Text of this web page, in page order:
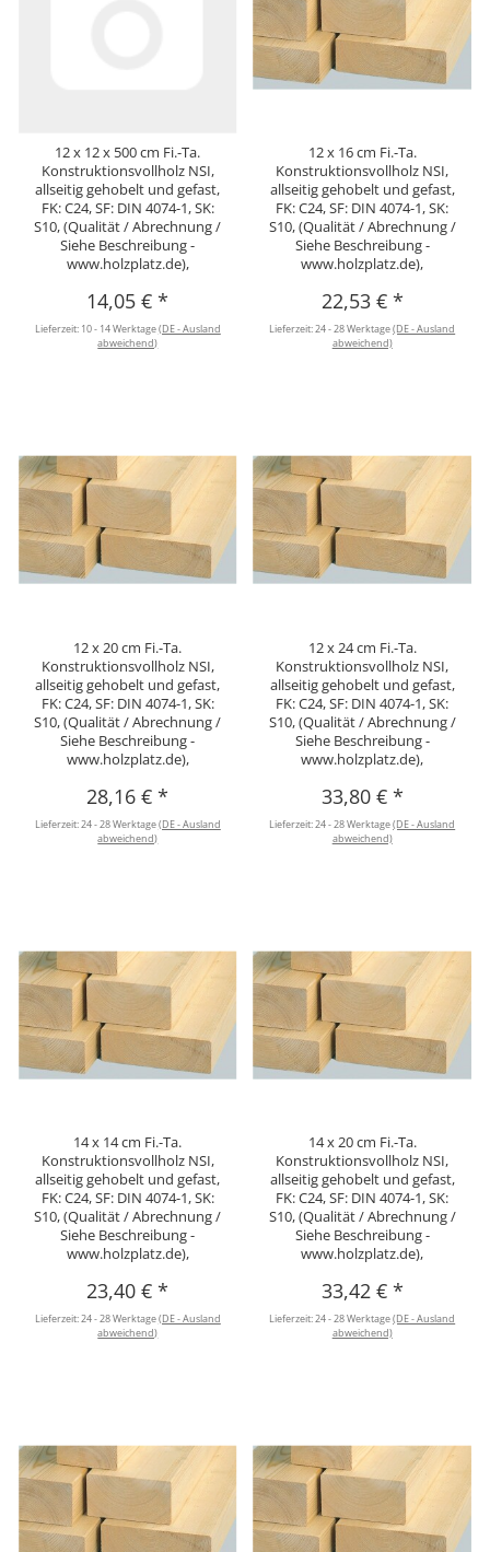
12 x 12 x 500 cm Fi.-Ta.
Konstruktionsvollholz NSI,
allseitig gehobelt und gefast,
FK: C24, SF: DIN 4074-1, SK:
S10, (Qualität / Abrechnung /
Siehe Beschreibung -
www.holzplatz.de),
14,05 €*
Lieferzeit: 10 - 14 Werktage(DE - Ausland
abweichend)
12 x 16 cm Fi.-Ta.
Konstruktionsvollholz NSI,
allseitig gehobelt und gefast,
FK: C24, SF: DIN 4074-1, SK:
S10, (Qualität / Abrechnung /
Siehe Beschreibung -
www.holzplatz.de),
22,53 € *
Lieferzeit:24 - 28 Werktage(DE - Ausland
abweichend)
12 x 20 cm Fi.-Ta.
Konstruktionsvollholz NSI,
allseitig gehobelt und gefast,
FK: C24, SF: DIN 4074-1, SK:
S10, (Qualität / Abrechnung /
Siehe Beschreibung -
www.holzplatz.de),
28,16 €*
Lieferzeit:24 - 28 Werktage(DE - Ausland
abweichend)
12 x 24 cm Fi.-Ta.
Konstruktionsvollholz NSI,
allseitig gehobelt und gefast,
FK: C24, SF: DIN 4074-1, SK:
S10, (Qualität / Abrechnung /
Siehe Beschreibung -
www.holzplatz.de),
33,80 € *
Lieferzeit:24 - 28 Werktage(DE - Ausland
abweichend)
14 x 14 cm Fi.-Ta.
Konstruktionsvollholz NSI,
allseitig gehobelt und gefast,
FK: C24, SF: DIN 4074-1, SK:
S10, (Qualität / Abrechnung /
Siehe Beschreibung -
www.holzplatz.de),
23,40 €*
Lieferzeit:24 - 28 Werktage(DE - Ausland
abweichend)
14 x 20 cm Fi.-Ta.
Konstruktionsvollholz NSI,
allseitig gehobelt und gefast,
FK: C24, SF: DIN 4074-1, SK:
S10, (Qualität / Abrechnung /
Siehe Beschreibung -
www.holzplatz.de),
33,42 € *
Lieferzeit:24 - 28 Werktage(DE - Ausland
abweichend)